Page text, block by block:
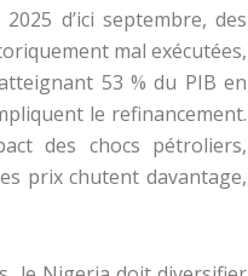
d’ici septembre, des
mal exécutées,
53 % du PIB en
le refinancement.
des chocs pétroliers,
prix chutent davantage,